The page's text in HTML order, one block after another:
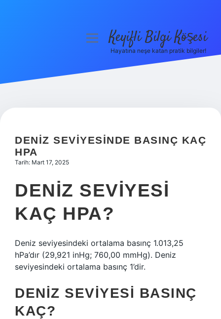
Hakkımızda
menüyüKeyifli Bilgi Köşesi
Hayatına neşe katan pratik bilgiler!
DENIZ SEVIYESINDE BASINÇ KAÇ
HPA
Tarih: Mart 17, 2025
DENIZ SEVIYESI
KAÇ HPA?
Deniz seviyesindeki ortalama basınç 1.013,25
hPa’dır (29,921 inHg; 760,00 mmHg). Deniz
seviyesindeki ortalama basınç 1’dir.
DENIZ SEVIYESI BASINÇ
KAÇ?